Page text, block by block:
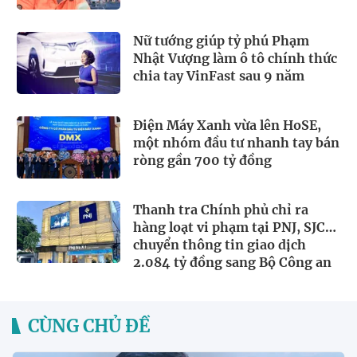
Nữ tướng giúp tỷ phú Phạm
Nhật Vượng làm ô tô chính thức
chia tay VinFast sau 9 năm
Điện Máy Xanh vừa lên HoSE,
một nhóm đầu tư nhanh tay bán
ròng gần 700 tỷ đồng
Thanh tra Chính phủ chỉ ra
hàng loạt vi phạm tại PNJ, SJC…
chuyển thông tin giao dịch
2.084 tỷ đồng sang Bộ Công an
CÙNG CHỦ ĐỀ